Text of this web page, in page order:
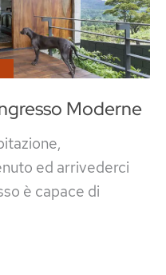
Moderne
ed arrivederci
è capace di